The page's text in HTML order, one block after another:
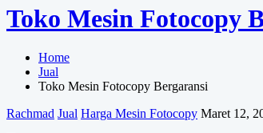
Toko Mesin Fotocopy
Home
Jual
Toko Mesin Fotocopy Bergaransi
Rachmad Jual Harga Mesin Fotocopy Maret 12,